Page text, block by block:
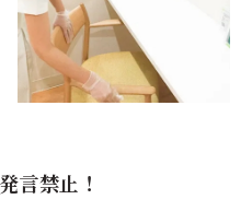
言禁止！